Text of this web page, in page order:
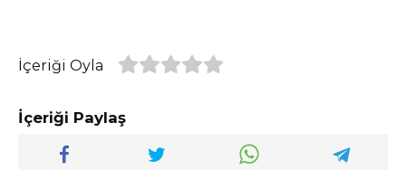
İçeriği Oyla
İçeriği Paylaş